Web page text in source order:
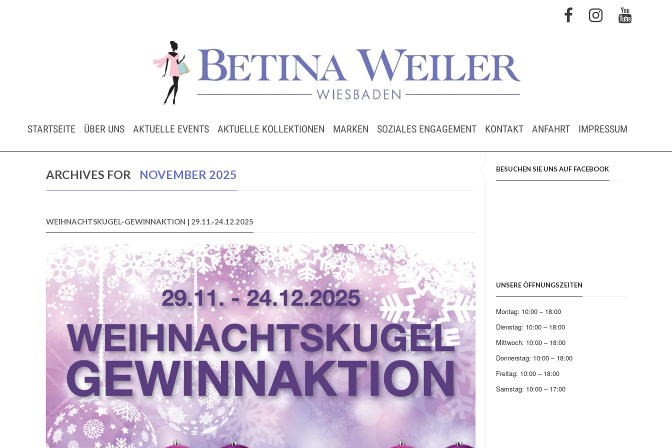
STARTSEITE ÜBER UNS AKTUELLE EVENTS AKTUELLE KOLLEKTIONEN MARKEN SOZIALES ENGAGEMENT KONTAKT ANFAHRT IMPRESSUM
BESUCHEN SIE UNS AUF FACEBOOK
UNSERE ÖFFNUNGSZEITEN
Montag: 10:00 – 18:00
Dienstag: 10:00 – 18:00
Mittwoch: 10:00 – 18:00
Donnerstag: 10:00 – 18:00
Freitag: 10:00 – 18:00
Samstag: 10:00 – 17:00
ARCHIVES FOR NOVEMBER 2025
WEIHNACHTSKUGEL-GEWINNAKTION | 29.11.-24.12.2025